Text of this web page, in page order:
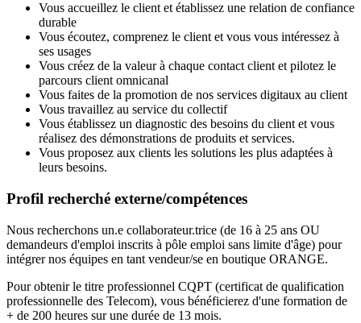
Vous accueillez le client et établissez une relation de confiance
durable
Vous écoutez, comprenez le client et vous vous intéressez à
ses usages
Vous créez de la valeur à chaque contact client et pilotez le
parcours client omnicanal
Vous faites de la promotion de nos services digitaux au client
Vous travaillez au service du collectif
Vous établissez un diagnostic des besoins du client et vous
réalisez des démonstrations de produits et services.
Vous proposez aux clients les solutions les plus adaptées à
leurs besoins.
Profil recherché externe/compétences
Nous recherchons un.e collaborateur.trice (de 16 à 25 ans OU
demandeurs d'emploi inscrits à pôle emploi sans limite d'âge) pour
intégrer nos équipes en tant vendeur/se en boutique ORANGE.
Pour obtenir le titre professionnel CQPT (certificat de qualification
professionnelle des Telecom), vous bénéficierez d'une formation de
+ de 200 heures sur une durée de 13 mois.